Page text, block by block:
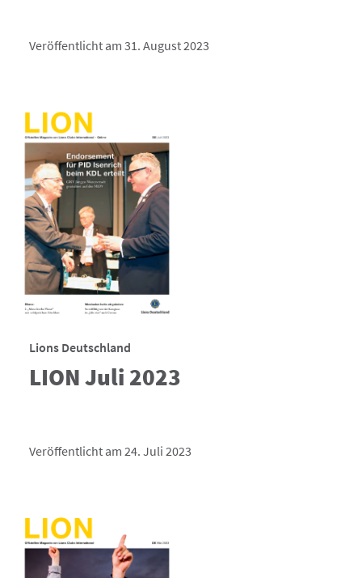
Veröffentlicht am 31. August 2023
Lions Deutschland
LION Juli 2023
Veröffentlicht am 24. Juli 2023